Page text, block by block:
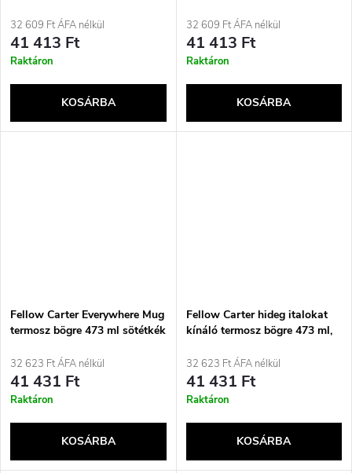
32 609 Ft ÁFA nélkül
41 413 Ft
Raktáron
KOSÁRBA
32 609 Ft ÁFA nélkül
41 413 Ft
Raktáron
KOSÁRBA
Fellow Carter Everywhere Mug
termosz bögre 473 ml sötétkék
32 623 Ft ÁFA nélkül
41 431 Ft
Raktáron
KOSÁRBA
Fellow Carter hideg italokat
kínáló termosz bögre 473 ml,
32 623 Ft ÁFA nélkül
41 431 Ft
Raktáron
KOSÁRBA